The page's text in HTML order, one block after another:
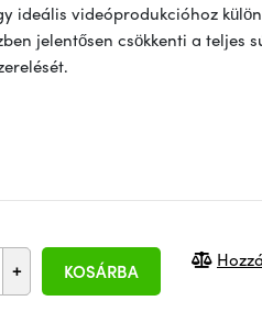
ideális videóprodukcióhoz
jelentősen csökkenti a teljes
+ KOSÁRBA